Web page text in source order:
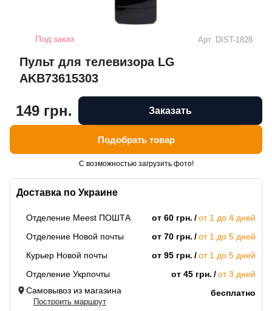
Под заказ Арт. DIST-1828
Пульт для телевизора LG
AKB73615303
Доставка по Украине
Отделение Meest ПОШТА от 60 грн.
от 1 до 4 дней
Отделение Новой почты
от 70 грн.
от 1 до 5 дней
Курьер Новой почты
от 95 грн.
от 1 до 5 дней
Отделение Укрпочты
от 45 грн.
от 3 дней
Самовывоз из магазина
Построить маршрут
бесплатно
149 грн. Заказать
Подобрать товар
С возможностью загрузить фото!